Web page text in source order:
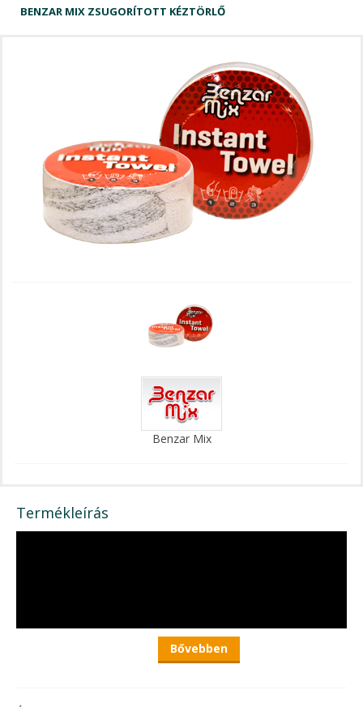
BENZAR MIX ZSUGORÍTOTT KÉZTÖRLŐ
Benzar Mix
Termékleírás
Bővebben